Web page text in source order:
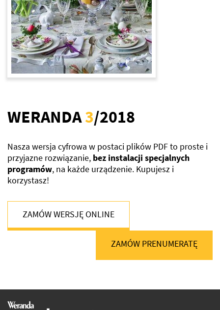
WERANDA3/2018
Nasza wersja cyfrowa w postaci plików PDF to proste i
przyjazne rozwiązanie, bez instalacji specjalnych
programów, na każde urządzenie. Kupujesz i
korzystasz!
ZAMÓW WERSJĘ ONLINE
ZAMÓW PRENUMERATĘ